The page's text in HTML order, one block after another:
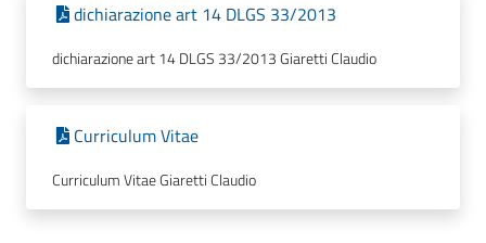
dichiarazione art 14 DLGS 33/2013
dichiarazione art 14 DLGS 33/2013 Giaretti Claudio
Curriculum Vitae
Curriculum Vitae Giaretti Claudio